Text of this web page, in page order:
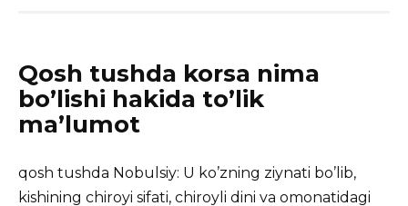
Qosh tushda korsa nima
bo’lishi hakida to’lik
ma’lumot
qosh tushda Nobulsiy: U ko’zning ziynati bo’lib,
kishining chiroyi sifati, chiroyli dini va omonatidagi